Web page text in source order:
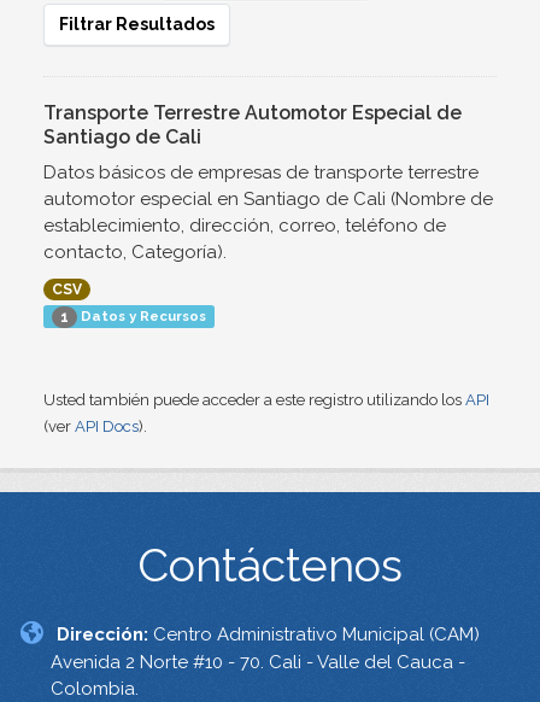
Filtrar Resultados
Transporte Terrestre Automotor Especial de
Santiago de Cali
Datos básicos de empresas de transporte terrestre
automotor especial en Santiago de Cali (Nombre de
establecimiento, dirección, correo, teléfono de
contacto, Categoría).
CSV
1 Datos y Recursos
Usted también puede acceder a este registro utilizando los API
(ver API Docs).
Contáctenos
Dirección: Centro Administrativo Municipal (CAM)
Avenida 2 Norte #10 - 70. Cali - Valle del Cauca -
Colombia.